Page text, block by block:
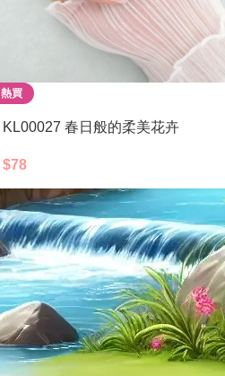
熱買
KL00027 春日般的柔美花卉
$78